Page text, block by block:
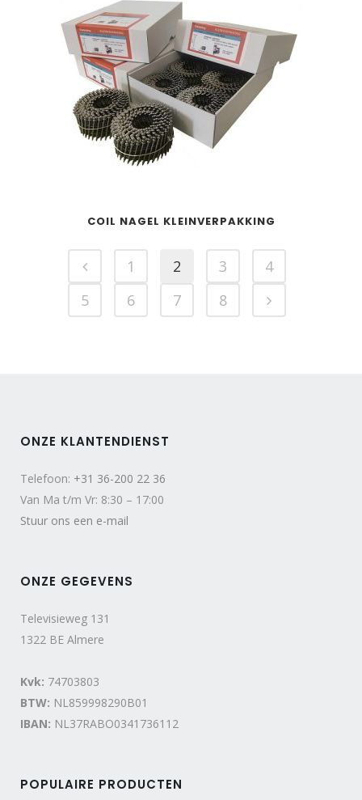
COIL NAGEL KLEINVERPAKKING
1 2 3
4
5
6 7 8
ONZE KLANTENDIENST
Telefoon: +31 36-200 22 36
Van Ma t/m Vr: 8:30 – 17:00
Stuur ons een e-mail
ONZE GEGEVENS
Televisieweg 131
1322 BE Almere
Kvk: 74703803
BTW: NL859998290B01
IBAN: NL37RABO0341736112
POPULAIRE PRODUCTEN